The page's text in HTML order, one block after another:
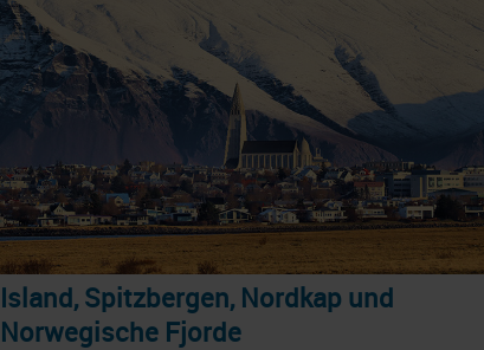
Island, Spitzbergen, Nordkap und
Norwegische Fjorde